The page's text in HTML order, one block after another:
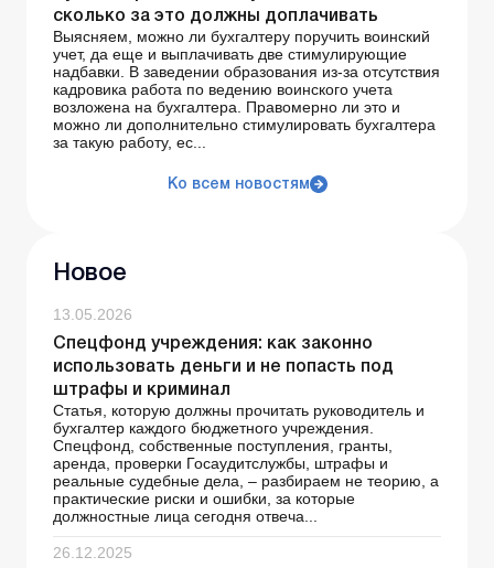
сколько за это должны доплачивать
Выясняем, можно ли бухгалтеру поручить воинский
учет, да еще и выплачивать две стимулирующие
надбавки. В заведении образования из-за отсутствия
кадровика работа по ведению воинского учета
возложена на бухгалтера. Правомерно ли это и
можно ли дополнительно стимулировать бухгалтера
за такую работу, ес...
Ко всем новостям
Новое
13.05.2026
Спецфонд учреждения: как законно
использовать деньги и не попасть под
штрафы и криминал
Статья, которую должны прочитать руководитель и
бухгалтер каждого бюджетного учреждения.
Спецфонд, собственные поступления, гранты,
аренда, проверки Госаудитслужбы, штрафы и
реальные судебные дела, – разбираем не теорию, а
практические риски и ошибки, за которые
должностные лица сегодня отвеча...
26.12.2025